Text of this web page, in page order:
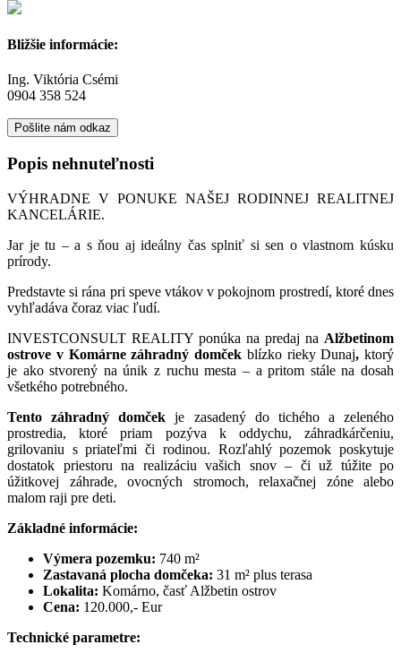
Bližšie informácie:
Ing. Viktória Csémi
0904 358 524
Pošlite nám odkaz
Popis nehnuteľnosti
VÝHRADNE V PONUKE NAŠEJ RODINNEJ REALITNEJ
KANCELÁRIE.
Jar je tu – a s ňou aj ideálny čas splniť si sen o vlastnom kúsku
prírody.
Predstavte si rána pri speve vtákov v pokojnom prostredí, ktoré dnes
vyhľadáva čoraz viac ľudí.
INVESTCONSULT REALITY ponúka na predaj na Alžbetinom
ostrove v Komárne záhradný domček blízko rieky Dunaj, ktorý
je ako stvorený na únik z ruchu mesta – a pritom stále na dosah
všetkého potrebného.
Tento záhradný domček je zasadený do tichého a zeleného
prostredia, ktoré priam pozýva k oddychu, záhradkárčeniu,
grilovaniu s priateľmi či rodinou. Rozľahlý pozemok poskytuje
dostatok priestoru na realizáciu vašich snov – či už túžite po
úžitkovej záhrade, ovocných stromoch, relaxačnej zóne alebo
malom raji pre deti.
Základné informácie:
Výmera pozemku: 740 m²
Zastavaná plocha domčeka: 31 m² plus terasa
Lokalita: Komárno, časť Alžbetin ostrov
Cena: 120.000,- Eur
Technické parametre: